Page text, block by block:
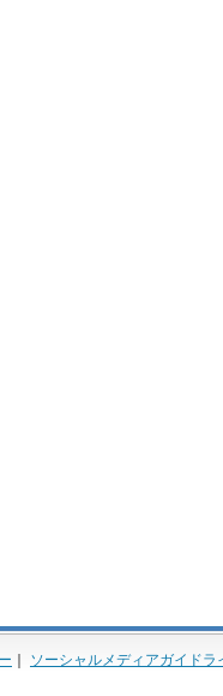
ソーシャルメディアガイドラ